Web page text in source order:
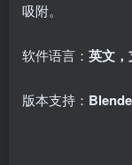
吸附。
软件语言： 英文
版本支持：